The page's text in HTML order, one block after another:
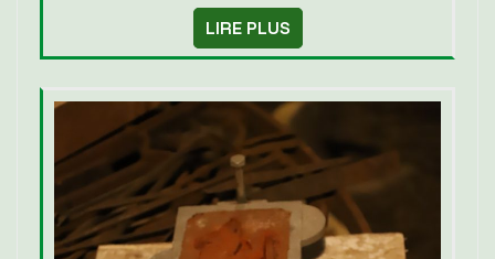
LIRE PLUS